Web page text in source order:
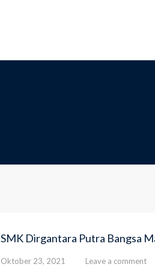
SMK Dirgantara Putra Bangsa
Oktober 23, 2021 Leave a comment